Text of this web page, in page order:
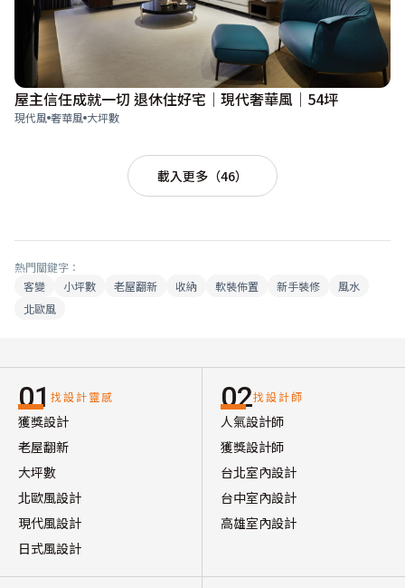
屋主信任成就一切 退休住好宅│現代奢華風│54坪
現代風 奢華風 大坪數
載入更多（46）
熱門關鍵字：
客變
小坪數 老屋翻新 收納 軟裝佈置 新手裝修
風水
北歐風
01 找設計靈感
獲獎設計
老屋翻新
大坪數
北歐風設計
現代風設計
日式風設計
02找設計師
人氣設計師
獲獎設計師
台北室內設計
台中室內設計
高雄室內設計